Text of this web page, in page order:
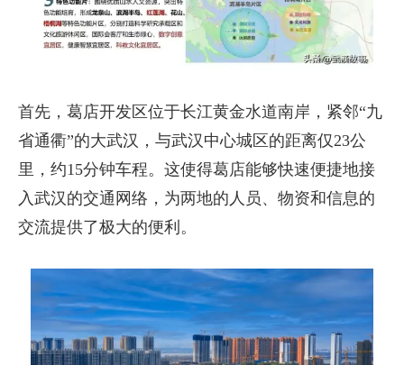
首先，葛店开发区位于长江黄金水道南岸，紧邻“九
省通衢”的大武汉，与武汉中心城区的距离仅23公
里，约15分钟车程。这使得葛店能够快速便捷地接
入武汉的交通网络，为两地的人员、物资和信息的
交流提供了极大的便利。